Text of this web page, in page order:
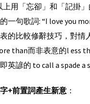
上用「忘卻」和「記掛
一句歌詞: “I love you
的比較修辭技巧，對情
than而非表意的l ess
英諺的 to call a spade a
+前置詞產生新意 ：